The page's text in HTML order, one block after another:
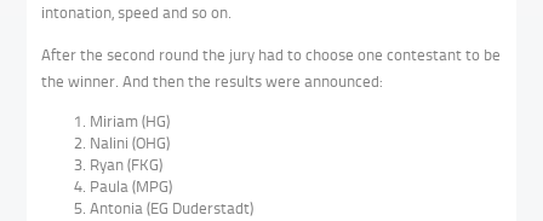
intonation, speed and so on.
After the second round the jury had to choose one contestant to be
the winner. And then the results were announced:
Miriam (HG)
Nalini (OHG)
Ryan (FKG)
Paula (MPG)
Antonia (EG Duderstadt)